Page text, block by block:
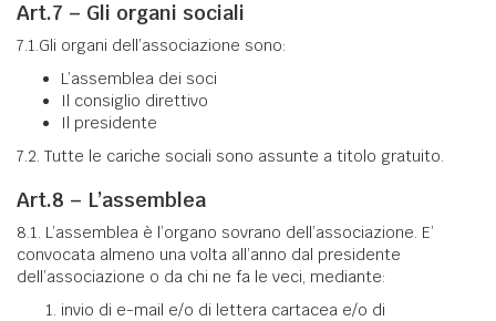
Art.7 – Gli organi sociali
7.1.Gli organi dell’associazione sono:
L’assemblea dei soci
Il consiglio direttivo
Il presidente
7.2. Tutte le cariche sociali sono assunte a titolo gratuito.
Art.8 – L’assemblea
8.1. L’assemblea è l’organo sovrano dell’associazione. E’
convocata almeno una volta all’anno dal presidente
dell’associazione o da chi ne fa le veci, mediante:
invio di e-mail e/o di lettera cartacea e/o di